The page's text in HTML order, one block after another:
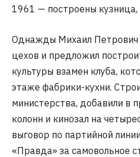
1961 — построены кузница,
Однажды Михаил Петрович
цехов и предложил
культуры взамен клуба,
этаже фабрики-кухни.
министерства, добавили в
колонн и кинозал на
выговор по партийной
«Правда» за самовольное